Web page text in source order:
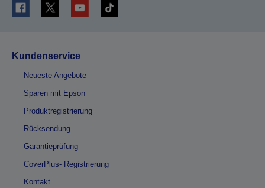
Kundenservice
Neueste Angebote
Sparen mit Epson
Produktregistrierung
Rücksendung
Garantieprüfung
CoverPlus- Registrierung
Kontakt